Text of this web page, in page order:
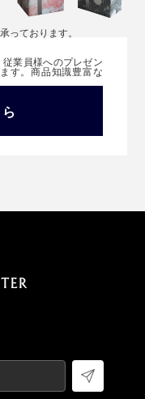
っております。
業員様へのプレゼン
す。商品知識豊富な